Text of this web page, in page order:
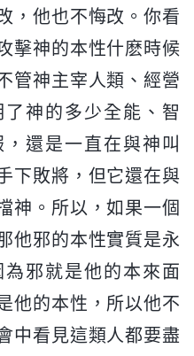
，他也不悔改。你看
擊神的本性什麽時候
管神主宰人類、經營
神的多少全能、智
還是一直在與神叫
下敗將，但它還在與
神。所以，如果一個
他邪的本性實質是永
邪就是他的本來面
他的本性，所以他不
中看見這類人都要盡